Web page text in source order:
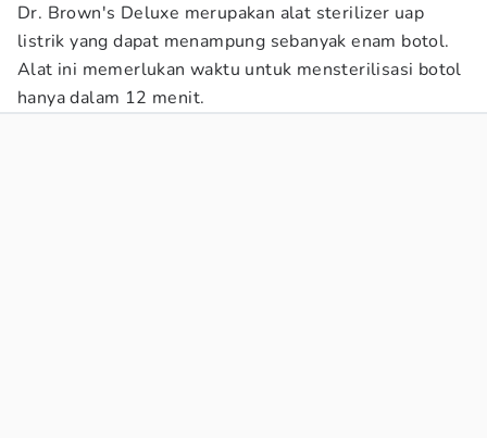
Dr. Brown's Deluxe merupakan alat sterilizer uap
listrik yang dapat menampung sebanyak enam botol.
Alat ini memerlukan waktu untuk mensterilisasi botol
hanya dalam 12 menit.